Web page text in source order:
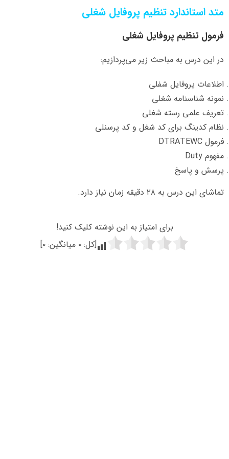
متد استاندارد تنظیم پروفایل شغلی
فرمول تنظیم پروفایل شغلی
در این درس به مباحث زیر می‌پردازیم:
اطلاعات پروفایل شفلی
نمونه شناسنامه شغلی
تعریف علمی رسته شغلی
نظام کدینگ برای کد شغل و کد پرسنلی
فرمول DTRATEWC
مفهوم Duty
پرسش و پاسخ
تماشای این درس به ۲۸ دقیقه زمان نیاز دارد.
برای امتیاز به این نوشته کلیک کنید!
[کل: ۰ میانگین: ۰]